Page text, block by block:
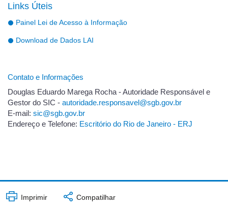
Links Úteis
Painel Lei de Acesso à Informação
Download de Dados LAI
Contato e Informações
Douglas Eduardo Marega Rocha - Autoridade Responsável e
Gestor do SIC - autoridade.responsavel@sgb.gov.br
E-mail: sic@sgb.gov.br
Endereço e Telefone: Escritório do Rio de Janeiro - ERJ
Imprimir Compatilhar